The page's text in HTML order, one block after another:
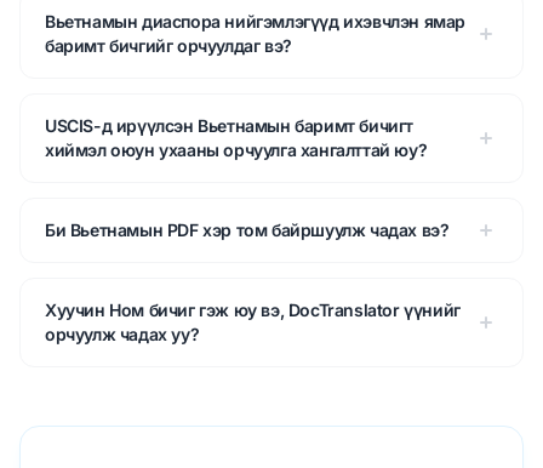
Вьетнамын диаспора нийгэмлэгүүд ихэвчлэн ямар
баримт бичгийг орчуулдаг вэ?
USCIS-д ирүүлсэн Вьетнамын баримт бичигт
хиймэл оюун ухааны орчуулга хангалттай юу?
Би Вьетнамын PDF хэр том байршуулж чадах вэ?
Хуучин Ном бичиг гэж юу вэ, DocTranslator үүнийг
орчуулж чадах уу?